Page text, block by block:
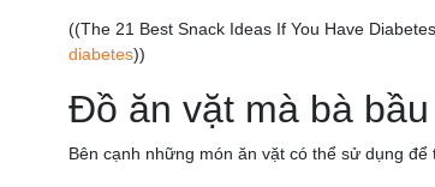
((The 21 Best Snack Ideas If You Have
diabetes))
Đồ ăn vặt mà bà
Bên cạnh những món ăn vặt có thể sử dụng